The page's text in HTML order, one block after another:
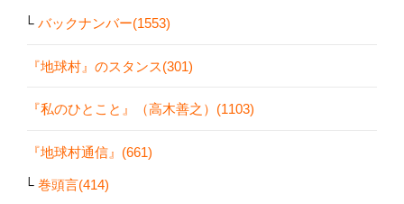
バックナンバー(1553)
『地球村』のスタンス(301)
『私のひとこと』（高木善之）(1103)
『地球村通信』(661)
巻頭言(414)